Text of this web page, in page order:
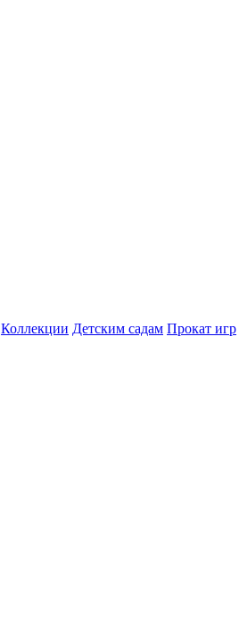
Коллекции Детским садам Прокат игр